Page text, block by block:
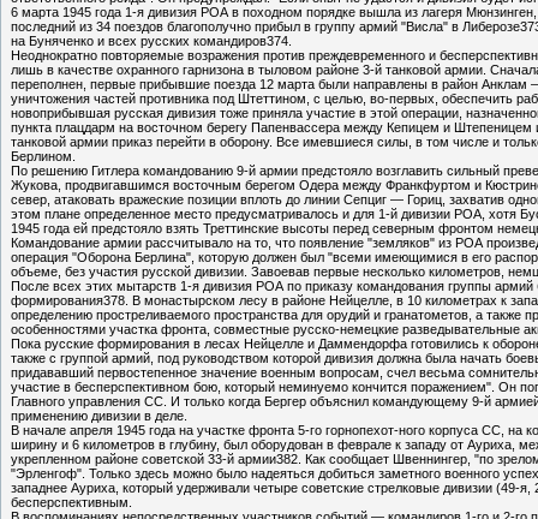
6 марта 1945 года 1-я дивизия РОА в походном порядке вышла из лагеря
последний из 34 поездов благополучно прибыл в группу армий "Висла" в
на Буняченко и всех русских командиров374.
Неоднократно повторяемые возражения против преждевременного и
лишь в качестве охранного гарнизона в тыловом районе 3-й танковой армии.
переполнен, первые прибывшие поезда 12 марта были направлены в район
уничтожения частей противника под Штеттином, с целью, во-первых, обеспечить
новоприбывшая русская дивизия тоже приняла участие в этой операции,
пункта плацдарм на восточном берегу Папенвассера между Кепицем и
танковой армии приказ перейти в оборону. Все имевшиеся силы, в том числе и
Берлином.
По решению Гитлера командованию 9-й армии предстояло возглавить сильный
Жукова, продвигавшимся восточным берегом Одера между Франкфуртом и
север, атаковать вражеские позиции вплоть до линии Сепциг — Гориц, захватив
этом плане определенное место предусматривалось и для 1-й дивизии РОА, хотя
1945 года ей предстояло взять Треттинские высоты перед северным фронтом
Командование армии рассчитывало на то, что появление "земляков" из РОА
операция "Оборона Берлина", которую должен был "всеми имеющимися в его
объеме, без участия русской дивизии. Завоевав первые несколько километров,
После всех этих мытарств 1-я дивизия РОА по приказу командования группы
формирования378. В монастырском лесу в районе Нейцелле, в 10 километрах к
определению простреливаемого пространства для орудий и гранатометов, а
особенностями участка фронта, совместные русско-немецкие разведывательные
Пока русские формирования в лесах Нейцелле и Даммендорфа готовились к
также с группой армий, под руководством которой дивизия должна была начать
придававший первостепенное значение военным вопросам, счел весьма
участие в бесперспективном бою, который неминуемо кончится поражением". Он
Главного управления СС. И только когда Бергер объяснил командующему 9-й
применению дивизии в деле.
В начале апреля 1945 года на участке фронта 5-го горнопехот-ного корпуса СС,
ширину и 6 километров в глубину, был оборудован в феврале к западу от
укрепленном районе советской 33-й армии382. Как сообщает Швеннингер, "по
"Эрленгоф". Только здесь можно было надеяться добиться заметного военного
западнее Ауриха, который удерживали четыре советские стрелковые дивизии (49-
бесперспективным.